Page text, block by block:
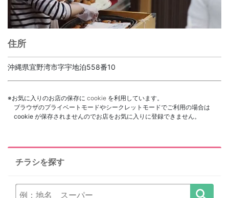
住所
沖縄県宜野湾市字宇地泊558番10
※お気に入りのお店の保存に cookie を利用しています。
ブラウザのプライベートモードやシークレットモードでご利用の場合は
cookie が保存されませんのでお店をお気に入りに登録できません。
チラシを探す